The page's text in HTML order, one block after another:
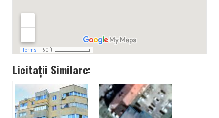
Licitații Similare: